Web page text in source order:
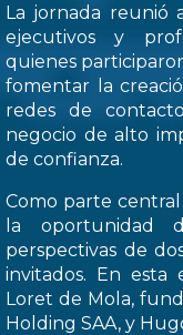
La jornada reunió
ejecutivos y
quienes
fomentar la
redes de
negocio de alto
de confianza.
Como parte
la oportunidad
perspectivas de
invitados. En esta
Loret de Mola,
Holding SAA, y